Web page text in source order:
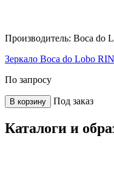
Производитель: Boca do
Зеркало Boca do Lobo
По запросу
В корзину Под заказ
Каталоги и